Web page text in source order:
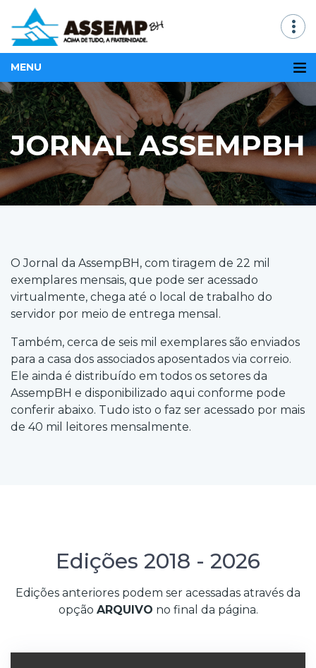
MENU
JORNAL ASSEMPBH
O Jornal da AssempBH, com tiragem de 22 mil
exemplares mensais, que pode ser acessado
virtualmente, chega até o local de trabalho do
servidor por meio de entrega mensal.
Também, cerca de seis mil exemplares são enviados
para a casa dos associados aposentados via correio.
Ele ainda é distribuído em todos os setores da
AssempBH e disponibilizado aqui conforme pode
conferir abaixo. Tudo isto o faz ser acessado por mais
de 40 mil leitores mensalmente.
Edições 2018 - 2026
Edições anteriores podem ser acessadas através da
opção ARQUIVO no final da página.